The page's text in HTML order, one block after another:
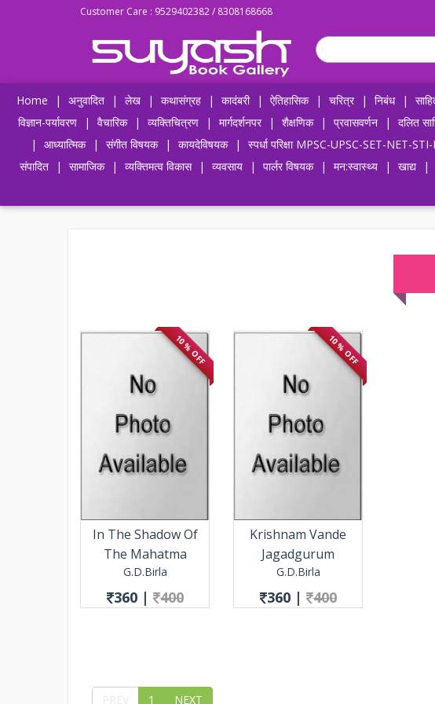
Customer Care : 9529402382 / 8308168668
Home | अनुवादित | लेख | कथासंग्रह | कादंबरी | ऐतिहासिक | चरित्र | निबंध |
विज्ञान-पर्यावरण
| वैचारिक | व्यक्तिचित्रण | मार्गदर्शनपर | शैक्षणिक | प्रवासवर्णन | दलित
|
आध्यात्मिक | संगीत विषयक | कायदेविषयक | स्पर्धा परिक्षा MPSC-UPSC-SET-NET-
संपादित
| सामाजिक | व्यक्तिमत्व विकास | व्यवसाय | पार्लर विषयक | मन:स्वास्थ्य | खाद्य |
10 % OFF
In The Shadow Of
The Mahatma
G.D.Birla
360 | 400
10 % OFF
Krishnam Vande
Jagadgurum
G.D.Birla
360 | 400
PREV 1 NEXT